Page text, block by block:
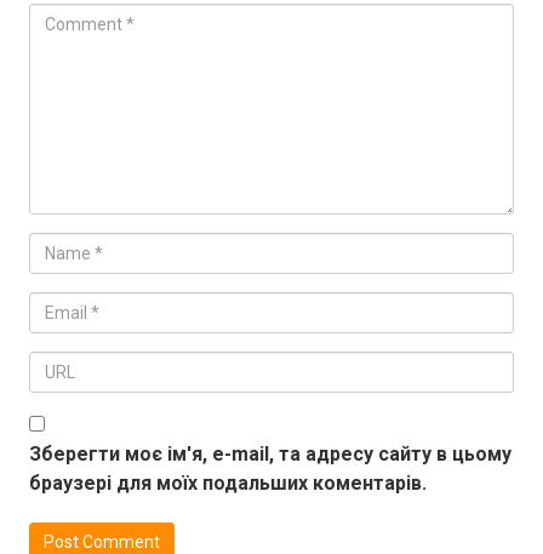
Зберегти моє ім'я, e-mail, та адресу сайту в цьому
браузері для моїх подальших коментарів.